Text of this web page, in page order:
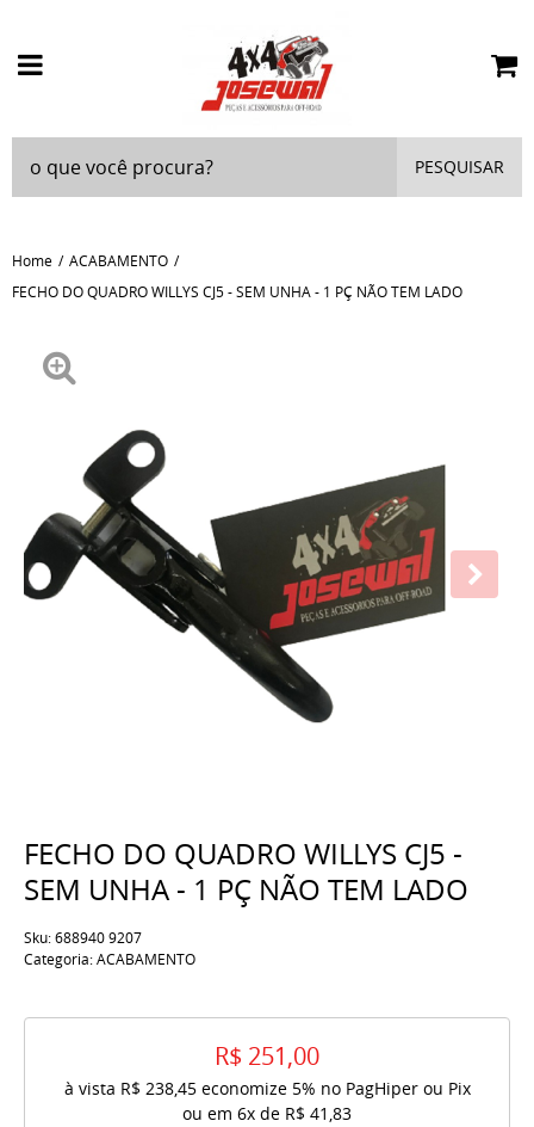
PESQUISAR
Home
ACABAMENTO
FECHO DO QUADRO WILLYS CJ5 - SEM UNHA - 1 PÇ NÃO TEM LADO
FECHO DO QUADRO WILLYS CJ5 -
SEM UNHA - 1 PÇ NÃO TEM LADO
Sku:688940 9207
Categoria:ACABAMENTO
R$ 251,00
à vista R$ 238,45economize 5% no PagHiper ou Pix
ou em 6x de R$ 41,83